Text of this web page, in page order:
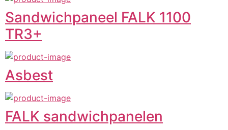
Sandwichpaneel FALK 1100
TR3+
Asbest
FALK sandwichpanelen